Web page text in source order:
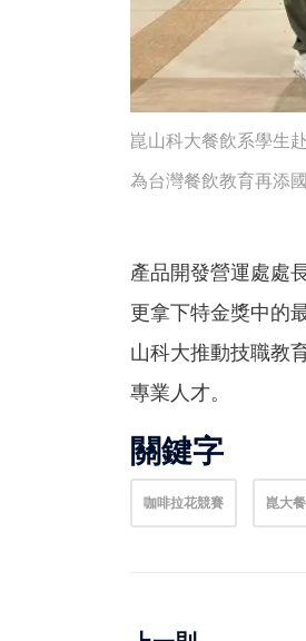
崑山科大餐飲系學生
為台灣餐飲教育再添
產品開發營運處處
更拿下特金獎中的
山科大推動技職教
專業人才。
關鍵字
咖啡拉花競賽 崑大